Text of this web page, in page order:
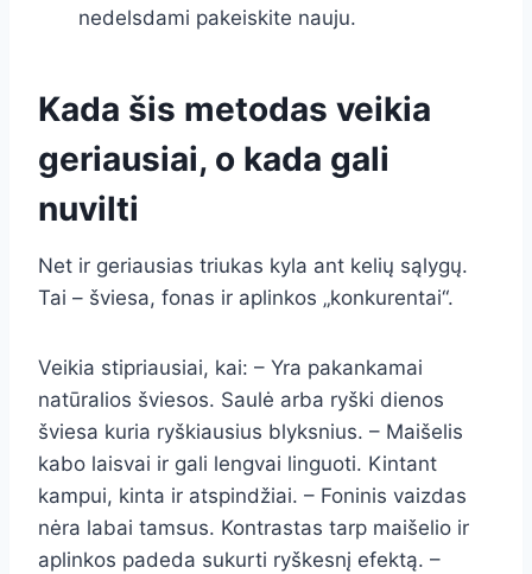
nedelsdami pakeiskite nauju.
Kada šis metodas veikia
geriausiai, o kada gali
nuvilti
Net ir geriausias triukas kyla ant kelių sąlygų.
Tai – šviesa, fonas ir aplinkos „konkurentai“.
Veikia stipriausiai, kai: – Yra pakankamai
natūralios šviesos. Saulė arba ryški dienos
šviesa kuria ryškiausius blyksnius. – Maišelis
kabo laisvai ir gali lengvai linguoti. Kintant
kampui, kinta ir atspindžiai. – Foninis vaizdas
nėra labai tamsus. Kontrastas tarp maišelio ir
aplinkos padeda sukurti ryškesnį efektą. –